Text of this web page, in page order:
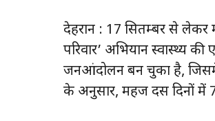
देहरादून : 17 सितम्बर से
परिवार’ अभियान स्वास्थ्य
जनआंदोलन बन चुका है, जिसमें
के अनुसार, महज दस दिनों में